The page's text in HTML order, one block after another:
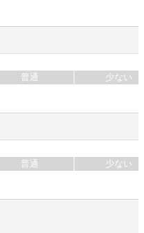
普通 少ない
普通 少ない